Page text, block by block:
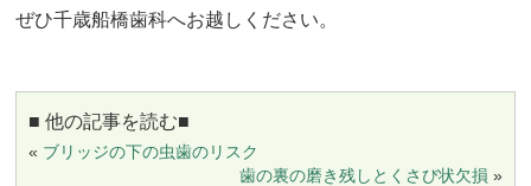
ぜひ千歳船橋歯科へお越しください。
■ 他の記事を読む■
« ブリッジの下の虫歯のリスク
歯の裏の磨き残しとくさび状欠損 »